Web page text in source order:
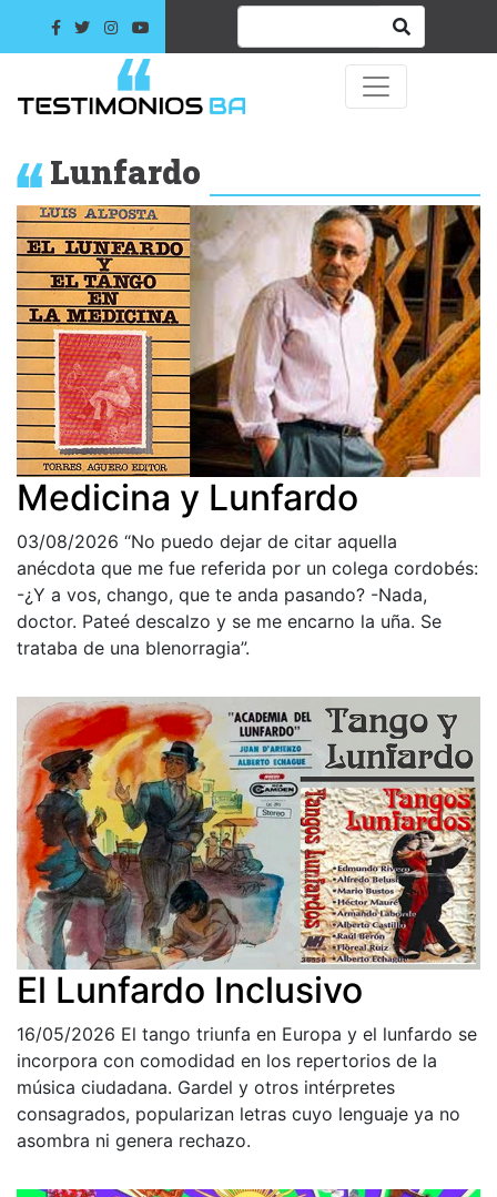
Lunfardo
Medicina y Lunfardo
03/08/2026 “No puedo dejar de citar aquella
anécdota que me fue referida por un colega cordobés:
-¿Y a vos, chango, que te anda pasando? -Nada,
doctor. Pateé descalzo y se me encarno la uña. Se
trataba de una blenorragia”.
El Lunfardo Inclusivo
16/05/2026 El tango triunfa en Europa y el lunfardo se
incorpora con comodidad en los repertorios de la
música ciudadana. Gardel y otros intérpretes
consagrados, popularizan letras cuyo lenguaje ya no
asombra ni genera rechazo.